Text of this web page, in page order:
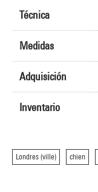
Técnica
Medidas
Adquisición
Inventario
Londres (ville) chien